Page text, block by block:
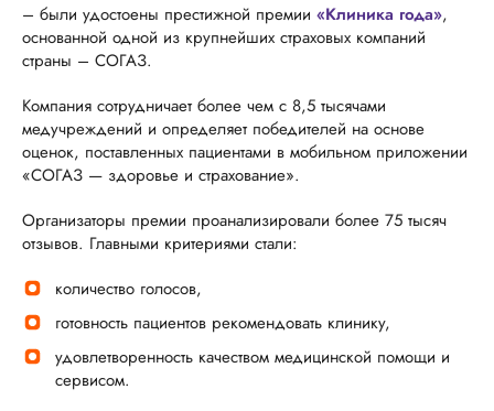
– были удостоены престижной премии «Клиника года»,
основанной одной из крупнейших страховых компаний
страны – СОГАЗ.
Компания сотрудничает более чем с 8,5 тысячами
медучреждений и определяет победителей на основе
оценок, поставленных пациентами в мобильном приложении
«СОГАЗ — здоровье и страхование».
Организаторы премии проанализировали более 75 тысяч
отзывов. Главными критериями стали:
количество голосов,
готовность пациентов рекомендовать клинику,
удовлетворенность качеством медицинской помощи и
сервисом.